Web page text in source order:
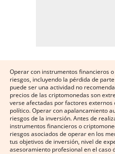
Operar con instrumentos financieros
riesgos, incluyendo la pérdida de
puede ser una actividad no
precios de las criptomonedas son
verse afectadas por factores externos
político. Operar con apalancamiento
riesgos de la inversión. Antes de
instrumentos financieros o
riesgos asociados de operar en los
tus objetivos de inversión, nivel de
asesoramiento profesional en el caso